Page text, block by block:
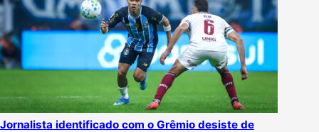
Jornalista identificado com o Grêmio desiste de